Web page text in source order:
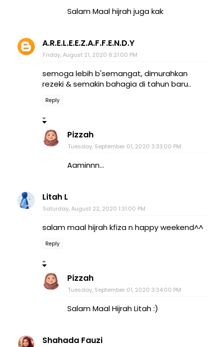
Salam Maal hijrah juga kak
A.R.E.L.E.E.Z.A.F.F.E.N.D.Y
Friday, August 21, 2020 6:21:00 PM
semoga lebih b'semangat, dimurahkan
rezeki & semakin bahagia di tahun baru..
Reply
Pizzah
Tuesday, September 01, 2020 3:33:00 PM
Aaminnn...
Litah L
Saturday, August 22, 2020 1:31:00 PM
salam maal hijrah kfiza n happy weekend^^
Reply
Pizzah
Tuesday, September 01, 2020 3:34:00 PM
Salam Maal Hijrah Litah :)
Shahada Fauzi